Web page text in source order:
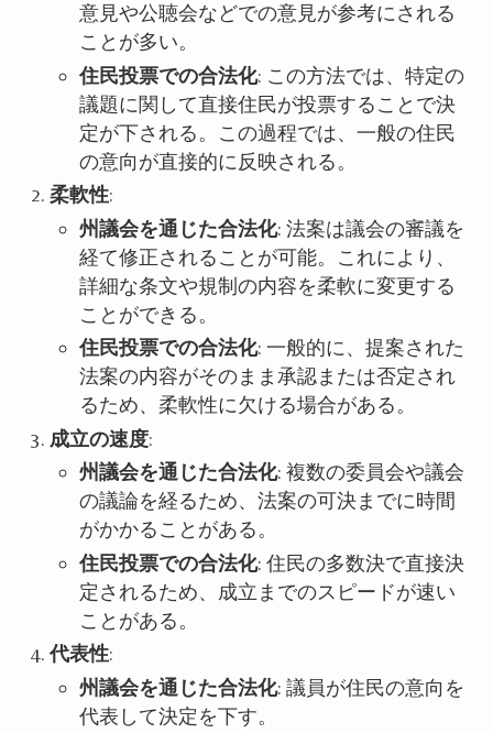
意見や公聴会などでの意見が参考にされる
ことが多い。
住民投票での合法化: この方法では、特定の
議題に関して直接住民が投票することで決
定が下される。この過程では、一般の住民
の意向が直接的に反映される。
柔軟性:
州議会を通じた合法化: 法案は議会の審議を
経て修正されることが可能。これにより、
詳細な条文や規制の内容を柔軟に変更する
ことができる。
住民投票での合法化: 一般的に、提案された
法案の内容がそのまま承認または否定され
るため、柔軟性に欠ける場合がある。
成立の速度:
州議会を通じた合法化: 複数の委員会や議会
の議論を経るため、法案の可決までに時間
がかかることがある。
住民投票での合法化: 住民の多数決で直接決
定されるため、成立までのスピードが速い
ことがある。
代表性:
州議会を通じた合法化: 議員が住民の意向を
代表して決定を下す。